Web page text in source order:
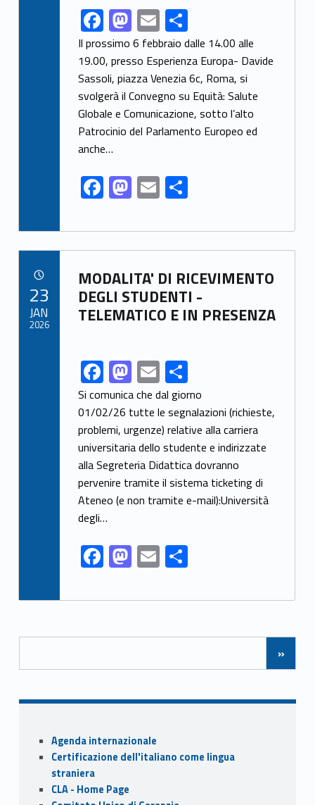
Link identifier share facebook archive #share-link-archive-57401F
ac
e
b
o
o
k
M
as
to
d
o
n
E
m
ai
l
S
h
ar
e
Il prossimo 6 febbraio dalle 14.00 alle
19.00, presso Esperienza Europa- Davide
Sassoli, piazza Venezia 6c, Roma, si
svolgerà il Convegno su Equità: Salute
Globale e Comunicazione, sotto l’alto
Patrocinio del Parlamento Europeo ed
anche…
F
ac
e
b
o
o
k
M
as
to
d
o
n
E
m
ai
l
S
ar
e
Link identifier archive #link-archive-19058
MODALITA' DI RICEVIMENTO
DEGLI STUDENTI -
TELEMATICO E IN PRESENZA
Link identifier share facebook archive #share-link-archive-82122F
ac
e
b
o
o
k
M
as
to
d
o
n
E
m
ai
l
S
h
ar
e
Si comunica che dal giorno
01/02/26 tutte le segnalazioni (richieste,
problemi, urgenze) relative alla carriera
universitaria dello studente e indirizzate
alla Segreteria Didattica dovranno
pervenire tramite il sistema ticketing di
Ateneo (e non tramite e-mail):Università
degli…
F
ac
e
o
o
k
M
as
to
o
n
E
m
ai
S
h
ar
23
JAN
2026
Posts Navigation
»
Sidebar
Agenda internazionale
Certificazione dell'italiano come lingua
straniera
CLA - Home Page